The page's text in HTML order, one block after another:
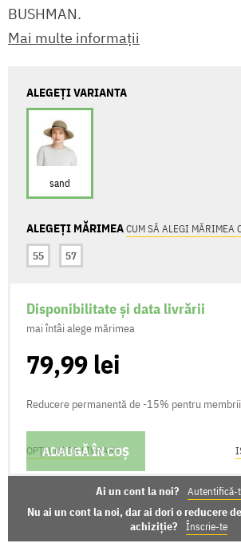
BUSHMAN.
Mai multe informații
ALEGEȚI VARIANTA
sand
ALEGEȚI MĂRIMEACUM SĂ ALEGI MĂRIMEA
55
57
Disponibilitate și data livrării
mai întâi alege mărimea
79,99 lei
Reducere permanentă de -15% pentru membrii
ADAUGĂ ÎN COȘ
OPȚIUNI DE LIVRARE
Ai un cont la noi? Autentifică-
Nu ai un cont la noi, dar ai dori o reducere
achiziție?
Înscrie-te